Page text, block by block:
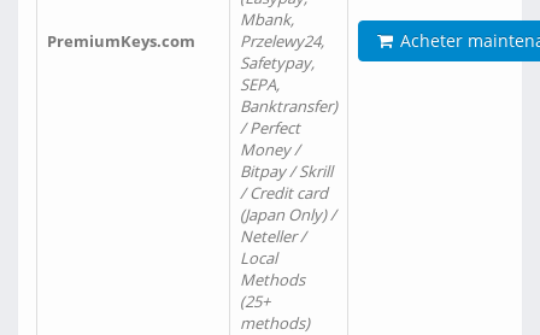
PremiumKeys.com
Mbank,
Przelewy24,
Safetypay,
SEPA,
Banktransfer)
/ Perfect
Money /
Bitpay / Skrill
/ Credit card
(Japan Only) /
Neteller /
Local
Methods
(25+
methods)
Acheter